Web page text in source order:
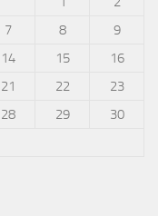
7 8
9
14 15
16
21 22
23
28 29
30